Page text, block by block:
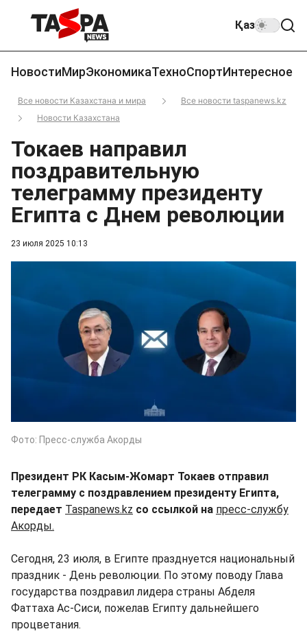
Қаз
НовостиМирЭкономикаТехноСпортИнтересное
Все новости Казахстана и мира
Все новости taspanews.kz
Новости Казахстана
23 июля 2025 10:13
Токаев направил
поздравительную
телеграмму президенту
Египта с Днем революции
Фото: Пресс-служба Акорды
Президент РК Касым-Жомарт Токаев отправил
телеграмму с поздравлением президенту Египта,
передает Taspanews.kz со ссылкой на пресс-службу
Акорды.
Сегодня, 23 июля, в Египте празднуется национальный
праздник - День революции. По этому поводу Глава
государства поздравил лидера страны Абделя
Фаттаха Ас-Сиси, пожелав Египту дальнейшего
процветания.